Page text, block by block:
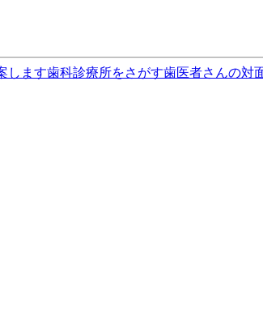
します歯科診療所をさがす歯医者さんの対